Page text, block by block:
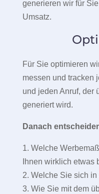
generieren wir für
Umsatz.
Für Sie optimieren
messen und tracken
und jeden Anruf, der
generiert wird.
Danach
1. Welche
Ihnen wirklich etwas
2. Welche Sie sich
3. Wie Sie mit dem